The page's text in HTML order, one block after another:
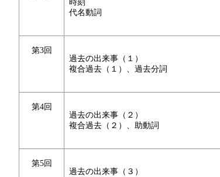
時刻
代名動詞
第3回
過去の出来事（１）
複合過去（１）、過去分詞
第4回
過去の出来事（２）
複合過去（２）、助動詞
第5回
過去の出来事（３）